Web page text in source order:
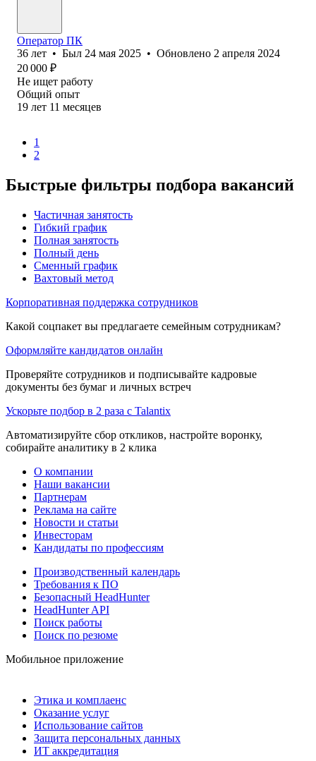
Оператор ПК
36 лет • Был 24 мая 2025 • Обновлено 2 апреля 2024
20 000 ₽
Не ищет работу
Общий опыт
19 лет 11 месяцев
1
2
Быстрые фильтры подбора вакансий
Частичная занятость
Гибкий график
Полная занятость
Полный день
Сменный график
Вахтовый метод
Корпоративная поддержка сотрудников
Какой соцпакет вы предлагаете семейным сотрудникам?
Оформляйте кандидатов онлайн
Проверяйте сотрудников и подписывайте кадровые
документы без бумаг и личных встреч
Ускорьте подбор в 2 раза с Talantix
Автоматизируйте сбор откликов, настройте воронку,
собирайте аналитику в 2 клика
О компании
Наши вакансии
Партнерам
Реклама на сайте
Новости и статьи
Инвесторам
Кандидаты по профессиям
Производственный календарь
Требования к ПО
Безопасный HeadHunter
HeadHunter API
Поиск работы
Поиск по резюме
Мобильное приложение
Этика и комплаенс
Оказание услуг
Использование сайтов
Защита персональных данных
ИТ аккредитация